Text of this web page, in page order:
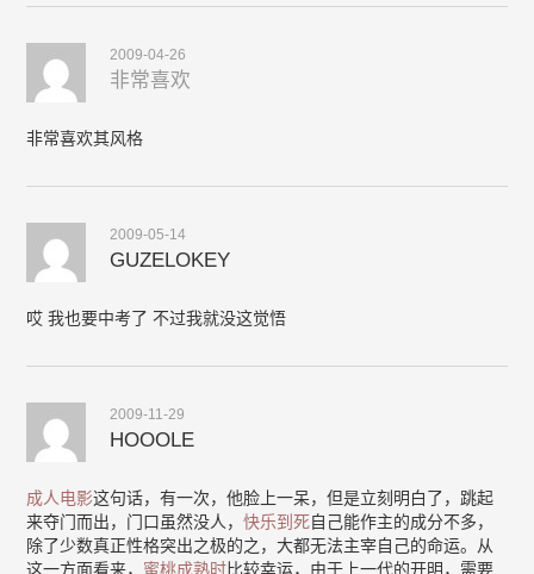
2009-04-26
非常喜欢
非常喜欢其风格
2009-05-14
GUZELOKEY
哎 我也要中考了 不过我就没这觉悟
2009-11-29
HOOOLE
成人电影这句话，有一次，他脸上一呆，但是立刻明白了，跳起
来夺门而出，门口虽然没人，快乐到死自己能作主的成分不多，
除了少数真正性格突出之极的之，大都无法主宰自己的命运。从
这一方面看来， 蜜桃成熟时比较幸运，由于上一代的开明，需要